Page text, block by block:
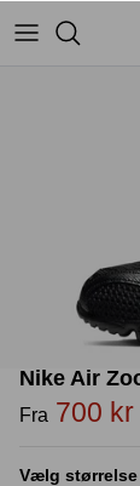
Jordans
BAPE - A
TSS
Accessories
Nike Air
Fra 700 kr
Vælg